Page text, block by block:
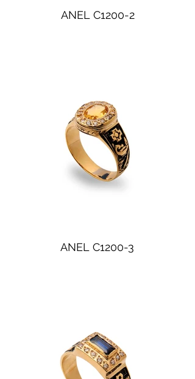
ANEL C1200-2
ANEL C1200-3